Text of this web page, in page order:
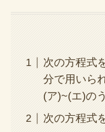
次の方程式
分で用いら
(ア)~(エ)の
次の方程式